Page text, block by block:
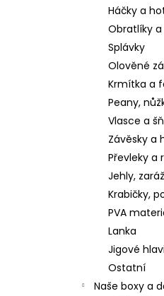
Háčky a
Obratlíky
Splávky
Olověné
Krmítka a
Peany,
Vlasce a
Závěsky a
Převleky a
Jehly,
Krabičky,
PVA
Lanka
Jigové
Ostatní
Naše boxy a